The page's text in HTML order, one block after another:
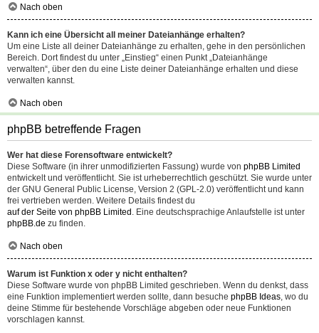
Nach oben
Kann ich eine Übersicht all meiner Dateianhänge erhalten?
Um eine Liste all deiner Dateianhänge zu erhalten, gehe in den persönlichen
Bereich. Dort findest du unter „Einstieg“ einen Punkt „Dateianhänge
verwalten“, über den du eine Liste deiner Dateianhänge erhalten und diese
verwalten kannst.
Nach oben
phpBB betreffende Fragen
Wer hat diese Forensoftware entwickelt?
Diese Software (in ihrer unmodifizierten Fassung) wurde von phpBB Limited
entwickelt und veröffentlicht. Sie ist urheberrechtlich geschützt. Sie wurde unter
der GNU General Public License, Version 2 (GPL-2.0) veröffentlicht und kann
frei vertrieben werden. Weitere Details findest du
auf der Seite von phpBB Limited . Eine deutschsprachige Anlaufstelle ist unter
phpBB.de zu finden.
Nach oben
Warum ist Funktion x oder y nicht enthalten?
Diese Software wurde von phpBB Limited geschrieben. Wenn du denkst, dass
eine Funktion implementiert werden sollte, dann besuche phpBB Ideas, wo du
deine Stimme für bestehende Vorschläge abgeben oder neue Funktionen
vorschlagen kannst.